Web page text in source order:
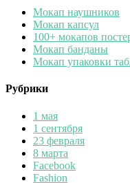
Мокап наушников
Мокап капсул
100+ мокапов
Мокап банданы
Мокап упаковки
Рубрики
1 мая
1 сентября
23 февраля
8 марта
Facebook
Fashion